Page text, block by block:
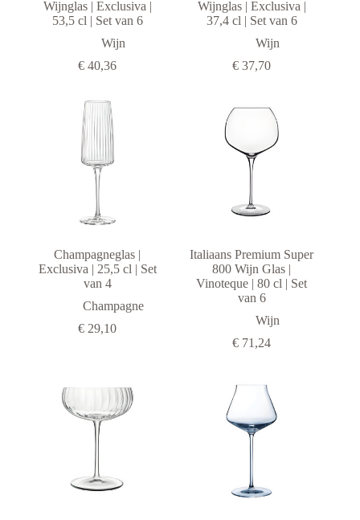
Wijnglas | Exclusiva |
53,5 cl | Set van 6
Wijn
€ 40,36
Wijnglas | Exclusiva |
37,4 cl | Set van 6
Wijn
€ 37,70
Champagneglas |
Exclusiva | 25,5 cl | Set
van 4
Champagne
€ 29,10
Italiaans Premium Super
800 Wijn Glas |
Vinoteque | 80 cl | Set
van 6
Wijn
€ 71,24